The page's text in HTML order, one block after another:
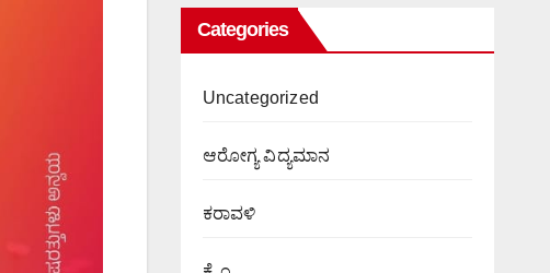
Categories
Uncategorized
ಆರೋಗ್ಯ ವಿದ್ಯಮಾನ
ಕರಾವಳಿ